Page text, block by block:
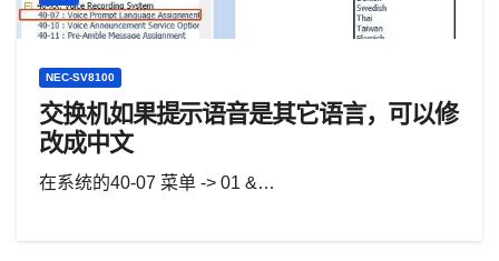
NEC-SV8100
交换机如果提示语音是其它语言，可以修
改成中文
在系统的40-07 菜单 -> 01 &…